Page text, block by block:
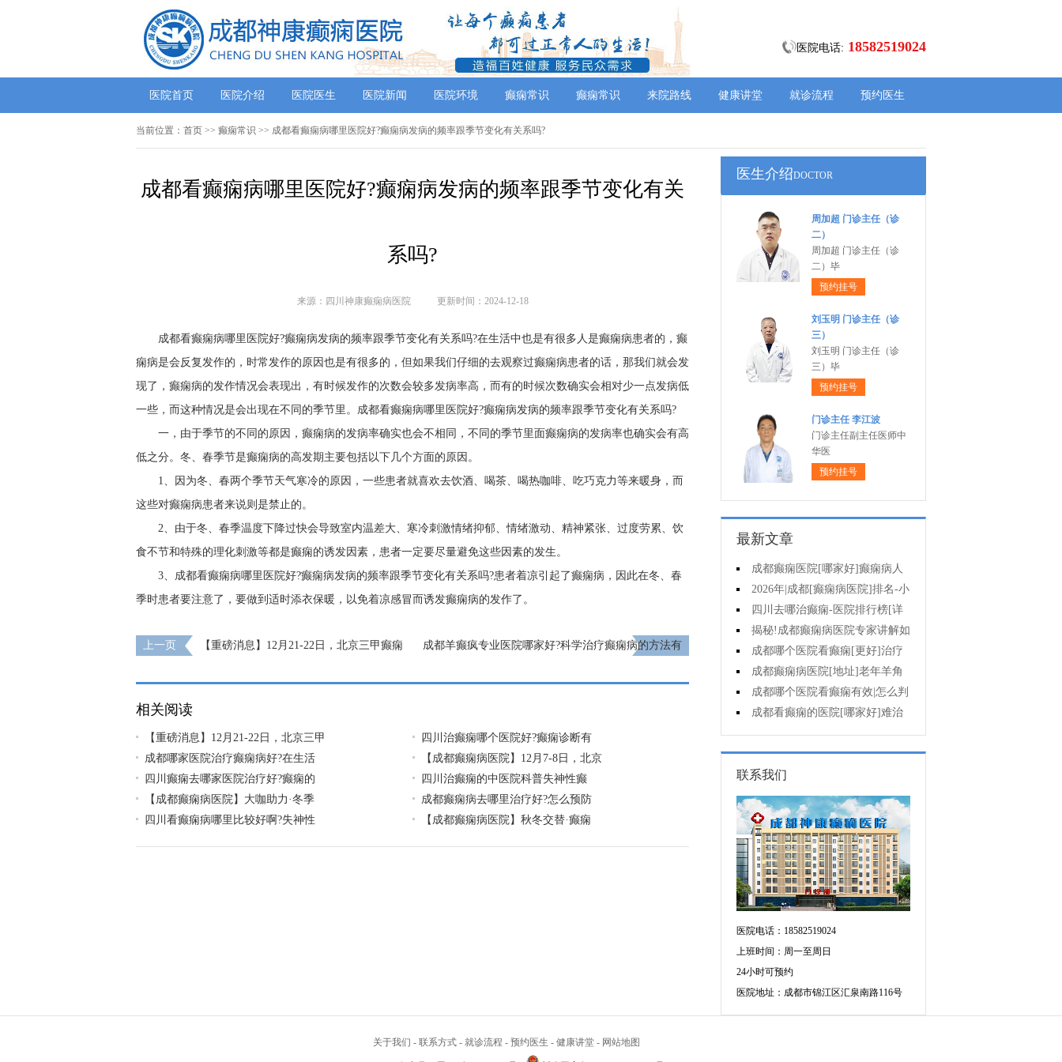
医院电话: 18582519024
医院首页 医院介绍 医院医生 医院新闻 医院环境 癫痫常识 癫痫常识 来院路线 健康讲堂 就诊流程 预约医生
当前位置： 首页 >> 癫痫常识 >> 成都看癫痫病哪里医院好?癫痫病发病的频率跟季节变化有关系吗?
成都看癫痫病哪里医院好?癫痫病发病的频率跟季节变化有关
系吗?
来源：四川神康癫痫病医院 更新时间：2024-12-18
成都看癫痫病哪里医院好?癫痫病发病的频率跟季节变化有关系吗?在生活中也是有很多人是癫痫病患者的，癫
痫病是会反复发作的，时常发作的原因也是有很多的，但如果我们仔细的去观察过癫痫病患者的话，那我们就会发
现了，癫痫病的发作情况会表现出，有时候发作的次数会较多发病率高，而有的时候次数确实会相对少一点发病低
一些，而这种情况是会出现在不同的季节里。成都看癫痫病哪里医院好?癫痫病发病的频率跟季节变化有关系吗?
一，由于季节的不同的原因，癫痫病的发病率确实也会不相同，不同的季节里面癫痫病的发病率也确实会有高
低之分。冬、春季节是癫痫病的高发期主要包括以下几个方面的原因。
1、因为冬、春两个季节天气寒冷的原因，一些患者就喜欢去饮酒、喝茶、喝热咖啡、吃巧克力等来暖身，而
这些对癫痫病患者来说则是禁止的。
2、由于冬、春季温度下降过快会导致室内温差大、寒冷刺激情绪抑郁、情绪激动、精神紧张、过度劳累、饮
食不节和特殊的理化刺激等都是癫痫的诱发因素，患者一定要尽量避免这些因素的发生。
3、成都看癫痫病哪里医院好?癫痫病发病的频率跟季节变化有关系吗?患者着凉引起了癫痫病，因此在冬、春
季时患者要注意了，要做到适时添衣保暖，以免着凉感冒而诱发癫痫病的发作了。
上一页
【重磅消息】12月21-22日，北京三甲癫痫
成都羊癫疯专业医院哪家好?科学治疗癫痫病的方法有
相关阅读
【重磅消息】12月21-22日，北京三甲
四川治癫痫哪个医院好?癫痫诊断有
成都哪家医院治疗癫痫病好?在生活
【成都癫痫病医院】12月7-8日，北京
四川癫痫去哪家医院治疗好?癫痫的
四川治癫痫的中医院科普失神性癫
【成都癫痫病医院】大咖助力·冬季
成都癫痫病去哪里治疗好?怎么预防
四川看癫痫病哪里比较好啊?失神性
【成都癫痫病医院】秋冬交替·癫痫
医生介绍DOCTOR
周加超 门诊主任（诊
二）
周加超 门诊主任（诊
二）毕
预约挂号
刘玉明 门诊主任（诊
三）
刘玉明 门诊主任（诊
三）毕
预约挂号
门诊主任 李江波
门诊主任副主任医师中
华医
预约挂号
最新文章
成都癫痫医院[哪家好]癫痫病人
能活多久?
2026年|成都[癫痫病医院]排名-小
儿癫痫症状是什么?
四川去哪治癫痫-医院排行榜[详
细排名]儿童癫痫治疗要注意什么?
揭秘!成都癫痫病医院专家讲解如
何避免癫痫病的遗传给孩子?
成都哪个医院看癫痫[更好]治疗
癫痫的药物不良反应是什么?
成都癫痫病医院[地址]老年羊角
风心理怎么调整?
成都哪个医院看癫痫有效|怎么判
断癫痫有没有发作?
成都看癫痫的医院[哪家好]难治
性癫痫怎么治疗呢?
联系我们
医院电话：18582519024
上班时间：周一至周日
24小时可预约
医院地址：成都市锦江区汇泉南路116号
关于我们 - 联系方式 - 就诊流程 - 预约医生 - 健康讲堂 - 网站地图